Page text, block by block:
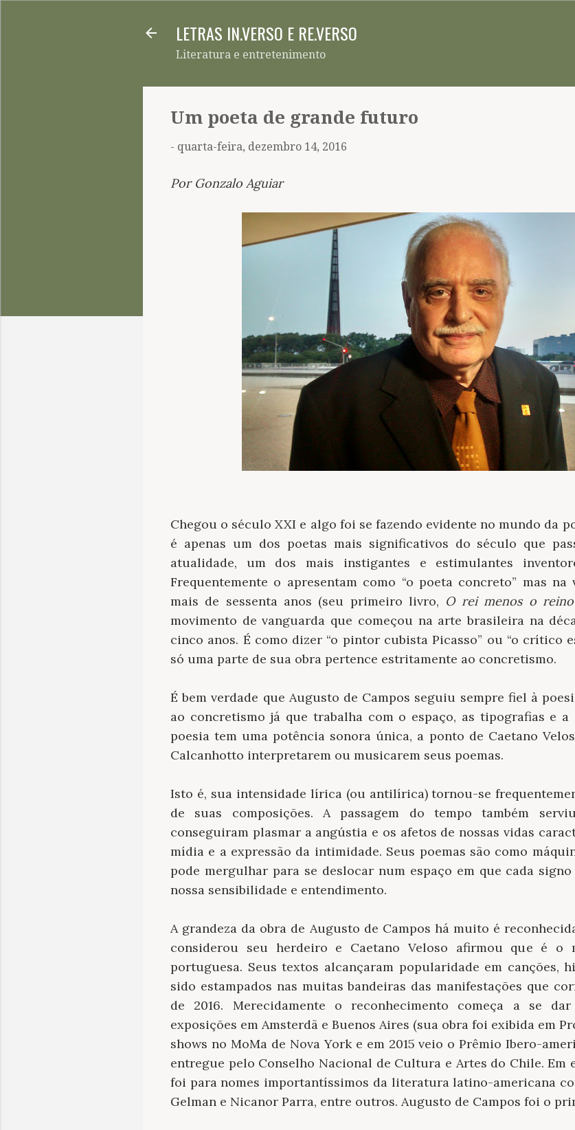
LETRAS IN.VERSO E RE.VERSO
Literatura e entretenimento
Um poeta de grande futuro
- quarta-feira, dezembro 14, 2016
Por Gonzalo Aguiar
Chegou o século XXI e algo foi se fazendo evidente no mundo da
é apenas um dos poetas mais significativos do século que
atualidade, um dos mais instigantes e estimulantes
Frequentemente o apresentam como “o poeta concreto” mas
mais de sessenta anos (seu primeiro livro, O rei menos o reino
movimento de vanguarda que começou na arte brasileira na
cinco anos. É como dizer “o pintor cubista Picasso” ou “o crítico
só uma parte de sua obra pertence estritamente ao concretismo.
É bem verdade que Augusto de Campos seguiu sempre fiel à
ao concretismo já que trabalha com o espaço, as tipografias e a
poesia tem uma potência sonora única, a ponto de Caetano
Calcanhotto interpretarem ou musicarem seus poemas.
Isto é, sua intensidade lírica (ou antilírica) tornou-se
de suas composições. A passagem do tempo também
conseguiram plasmar a angústia e os afetos de nossas vidas
mídia e a expressão da intimidade. Seus poemas são como
pode mergulhar para se deslocar num espaço em que cada
nossa sensibilidade e entendimento.
A grandeza da obra de Augusto de Campos há muito é
considerou seu herdeiro e Caetano Veloso afirmou que é o
portuguesa. Seus textos alcançaram popularidade em canções,
sido estampados nas muitas bandeiras das manifestações que
de 2016. Merecidamente o reconhecimento começa a se
exposições em Amsterdã e Buenos Aires (sua obra foi exibida em
shows no MoMa de Nova York e em 2015 veio o Prêmio Ibero-
entregue pelo Conselho Nacional de Cultura e Artes do Chile. Em
foi para nomes importantíssimos da literatura latino-americana
Gelman e Nicanor Parra, entre outros. Augusto de Campos foi o